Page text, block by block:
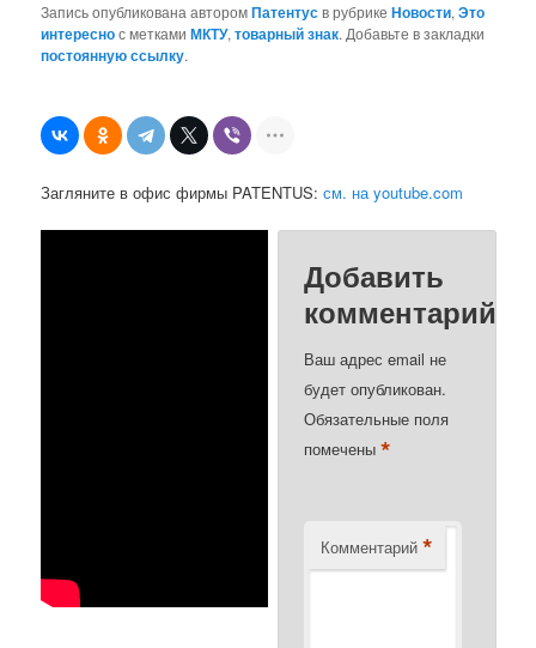
Запись опубликована авторомПатентусв рубрикеНовости,Это
интереснос меткамиМКТУ,товарный знак. Добавьте в закладки
постоянную ссылку.
Загляните в офис фирмы PATENTUS:см. на youtube.com
Добавить
комментарий
Ваш адрес email не
будет опубликован.
Обязательные поля
помечены*
Комментарий *